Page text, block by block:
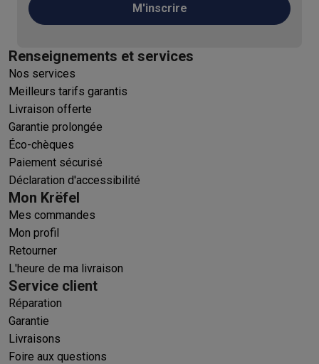
M'inscrire
Renseignements et services
Nos services
Meilleurs tarifs garantis
Livraison offerte
Garantie prolongée
Éco-chèques
Paiement sécurisé
Déclaration d'accessibilité
Mon Krëfel
Mes commandes
Mon profil
Retourner
L'heure de ma livraison
Service client
Réparation
Garantie
Livraisons
Foire aux questions